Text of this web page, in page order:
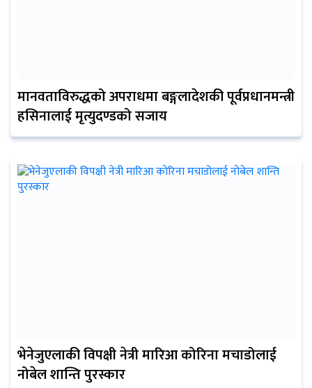
मानवताविरुद्धको अपराधमा बङ्गलादेशकी पूर्वप्रधानमन्त्री
हसिनालाई मृत्युदण्डको सजाय
भेनेजुएलाकी विपक्षी नेत्री मारिआ कोरिना मचाडोलाई
नोबेल शान्ति पुरस्कार